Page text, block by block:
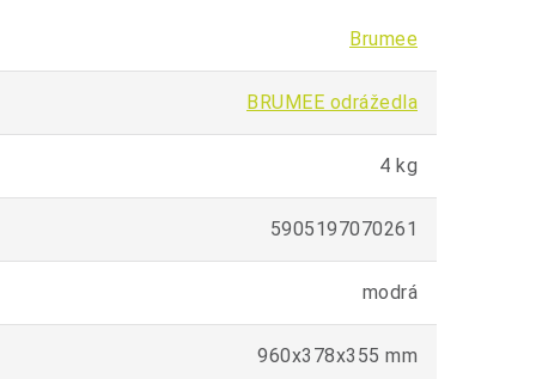
Brumee
BRUMEE odrážedla
4 kg
5905197070261
modrá
960x378x355 mm